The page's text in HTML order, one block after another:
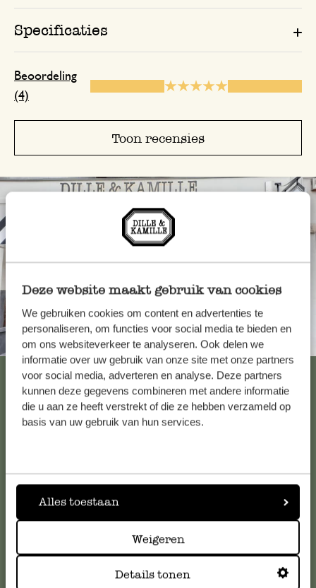
Deze website maakt gebruik van cookies
We gebruiken cookies om content en advertenties te
personaliseren, om functies voor social media te bieden en
om ons websiteverkeer te analyseren. Ook delen we
informatie over uw gebruik van onze site met onze partners
voor social media, adverteren en analyse. Deze partners
kunnen deze gegevens combineren met andere informatie
die u aan ze heeft verstrekt of die ze hebben verzameld op
basis van uw gebruik van hun services.
Alles toestaan
Weigeren
Details tonen
Specificaties
Beoordeling
(4)
Toon recensies
Altijd in de buurt
Bekijk alle 62 winkels
Voor vragen, tips of hulp kun je contact opnemen met onze
klantenservice. Of bekijk hier het antwoord op de
meestgestelde vragen.
klantenservice@dille-kamille.com